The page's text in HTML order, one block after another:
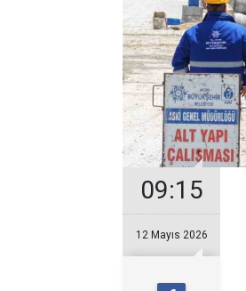
09:15
12 Mayıs 2026